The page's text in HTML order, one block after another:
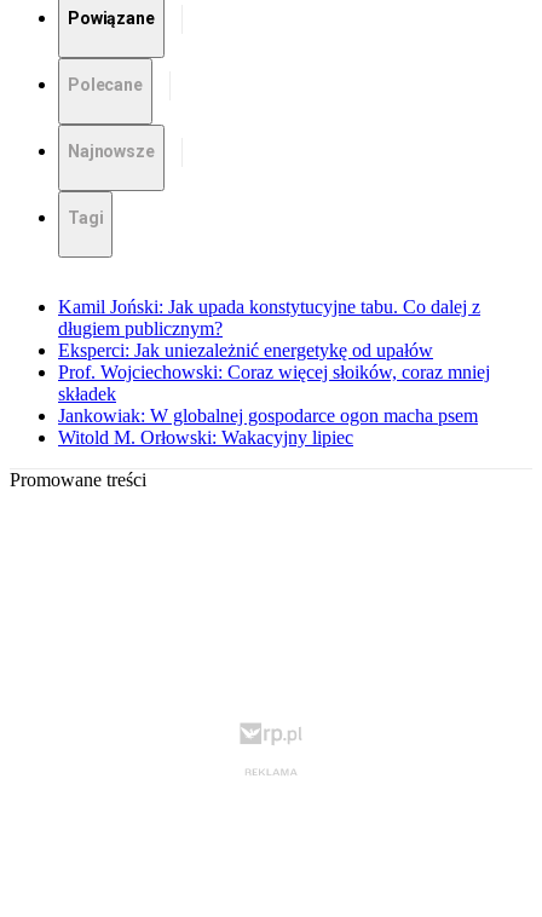
Powiązane
Polecane
Najnowsze
Tagi
Kamil Joński: Jak upada konstytucyjne tabu. Co dalej z
długiem publicznym?
Eksperci: Jak uniezależnić energetykę od upałów
Prof. Wojciechowski: Coraz więcej słoików, coraz mniej
składek
Jankowiak: W globalnej gospodarce ogon macha psem
Witold M. Orłowski: Wakacyjny lipiec
Promowane treści